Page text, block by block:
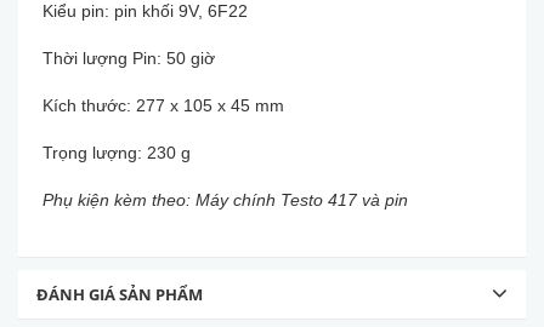
Kiểu pin: pin khối 9V, 6F22
Thời lượng Pin: 50 giờ
Kích thước: 277 x 105 x 45 mm
Trọng lượng: 230 g
Phụ kiện kèm theo: Máy chính Testo 417 và pin
ĐÁNH GIÁ SẢN PHẨM